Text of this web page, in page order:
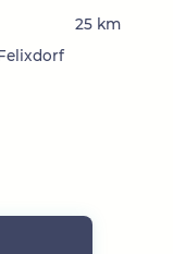
25 km